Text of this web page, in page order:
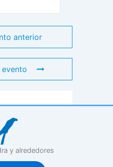
anterior
evento
y alrededores